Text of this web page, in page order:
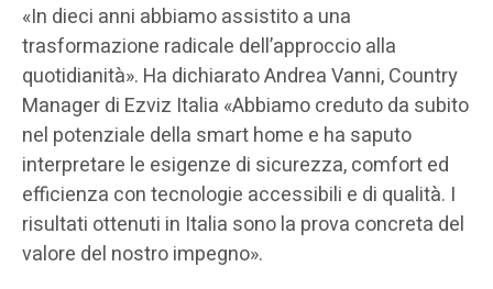
«In dieci anni abbiamo assistito a una
trasformazione radicale dell’approccio alla
quotidianità». Ha dichiarato Andrea Vanni, Country
Manager di Ezviz Italia «Abbiamo creduto da subito
nel potenziale della smart home e ha saputo
interpretare le esigenze di sicurezza, comfort ed
efficienza con tecnologie accessibili e di qualità. I
risultati ottenuti in Italia sono la prova concreta del
valore del nostro impegno».